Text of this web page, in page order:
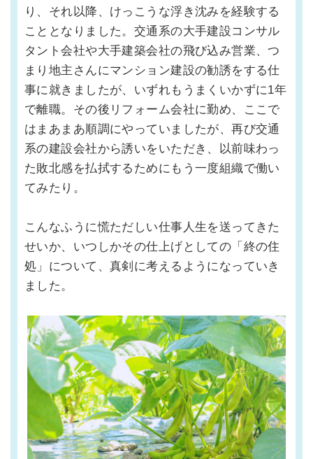
り、それ以降、けっこうな浮き沈みを経験する
こととなりました。交通系の大手建設コンサル
タント会社や大手建築会社の飛び込み営業、つ
まり地主さんにマンション建設の勧誘をする仕
事に就きましたが、いずれもうまくいかずに1年
で離職。その後リフォーム会社に勤め、ここで
はまあまあ順調にやっていましたが、再び交通
系の建設会社から誘いをいただき、以前味わっ
た敗北感を払拭するためにもう一度組織で働い
てみたり。
こんなふうに慌ただしい仕事人生を送ってきた
せいか、いつしかその仕上げとしての「終の住
処」について、真剣に考えるようになっていき
ました。